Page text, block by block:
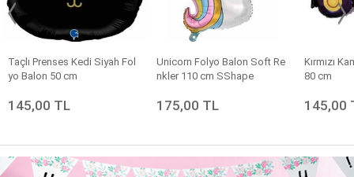
Taçlı Prenses Kedi Siyah Fol
yo Balon 50 cm
145,00 TL
Unicorn Folyo Balon Soft Re
nkler 110 cm SShape
175,00 TL
Kırmızı
80 cm
145,00